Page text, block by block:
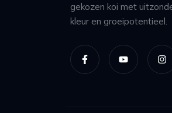
gekozen koi met
kleur en groeipotentieel.